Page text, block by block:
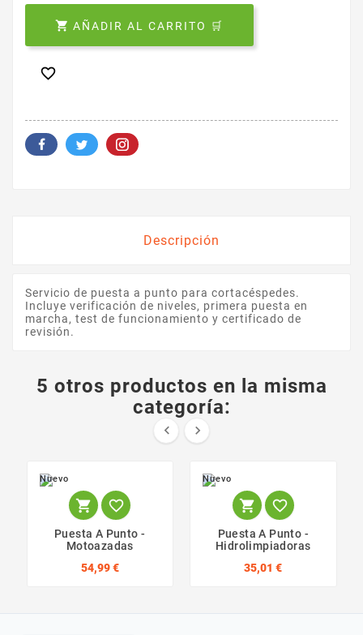
 AÑADIR AL CARRITO 🛒

Descripción
Servicio de puesta a punto para cortacéspedes.
Incluye verificación de niveles, primera puesta en
marcha, test de funcionamiento y certificado de
revisión.
5 otros productos en la misma
categoría:
 
Nuevo
 
Puesta A Punto -
Motoazadas
54,99 €
Nuevo
 
Puesta A Punto -
Hidrolimpiadoras
35,01 €